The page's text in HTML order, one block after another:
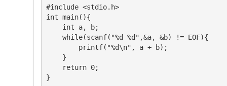
#include <stdio.h>
int main(){
}